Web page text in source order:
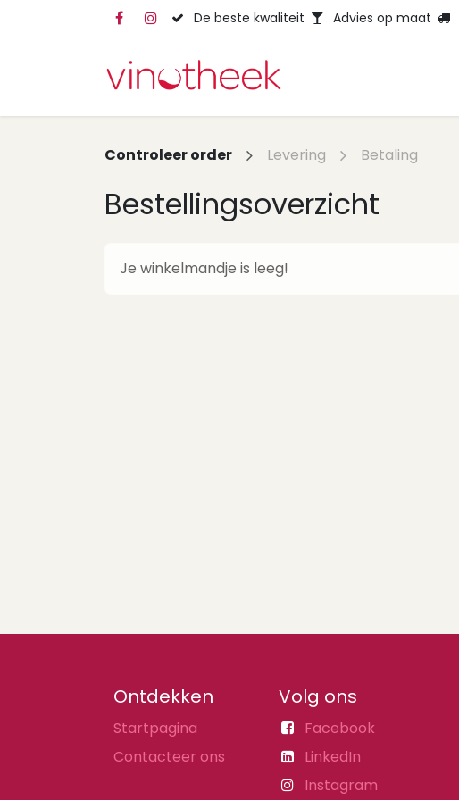
Overslaan naar inhoud De beste kwaliteit Advies op maat
Controleer order Levering Betaling
Bestellingsoverzicht
Je winkelmandje is leeg!
Ontdekken
Startpagina
Contacteer ons
Volg ons
Facebook
LinkedIn
Instagram